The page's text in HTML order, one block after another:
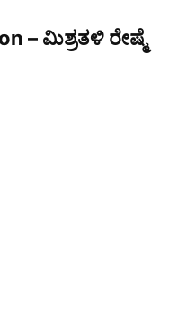
– ಮಿಶ್ರತಳಿ ರೇಷ್ಮೆ